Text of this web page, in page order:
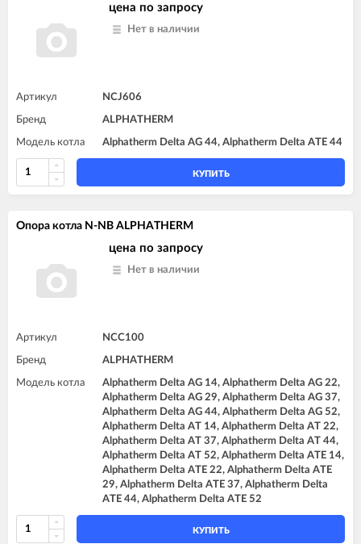
цена по запросу
Нет в наличии
Артикул NCJ606
Бренд ALPHATHERM
Модель котла Alphatherm Delta AG 44, Alphatherm Delta ATE 44
КУПИТЬ
Опора котла N-NB ALPHATHERM
цена по запросу
Нет в наличии
Артикул NCC100
Бренд ALPHATHERM
Модель котла
Alphatherm Delta AG 14, Alphatherm Delta AG 22,
Alphatherm Delta AG 29, Alphatherm Delta AG 37,
Alphatherm Delta AG 44, Alphatherm Delta AG 52,
Alphatherm Delta AT 14, Alphatherm Delta AT 22,
Alphatherm Delta AT 37, Alphatherm Delta AT 44,
Alphatherm Delta AT 52, Alphatherm Delta ATE 14,
Alphatherm Delta ATE 22, Alphatherm Delta ATE
29, Alphatherm Delta ATE 37, Alphatherm Delta
ATE 44, Alphatherm Delta ATE 52
КУПИТЬ